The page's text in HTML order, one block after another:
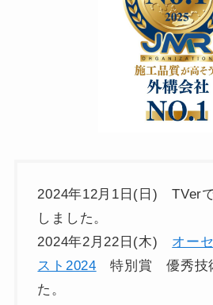
2024年12月1日(日) TVer
しました。
2024年2月22日(木) オー
スト2024 特別賞 優秀技
た。